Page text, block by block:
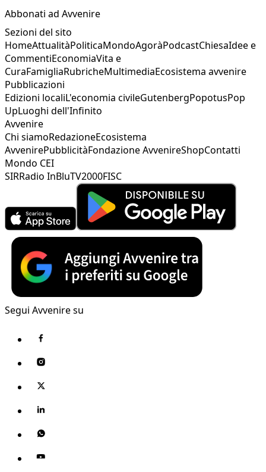
Abbonati ad Avvenire
Sezioni del sito
HomeAttualitàPoliticaMondoAgoràPodcastChiesaIdee e
CommentiEconomiaVita e
CuraFamigliaRubricheMultimediaEcosistema avvenire
Pubblicazioni
Edizioni localiL'economia civileGutenbergPopotusPop
UpLuoghi dell'Infinito
Avvenire
Chi siamoRedazioneEcosistema
AvvenirePubblicitàFondazione AvvenireShopContatti
Mondo CEI
SIRRadio InBluTV2000FISC
Segui Avvenire su